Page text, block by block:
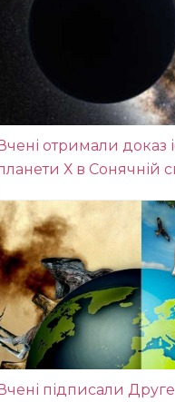
отримали доказ
Х в Сонячній
підписали